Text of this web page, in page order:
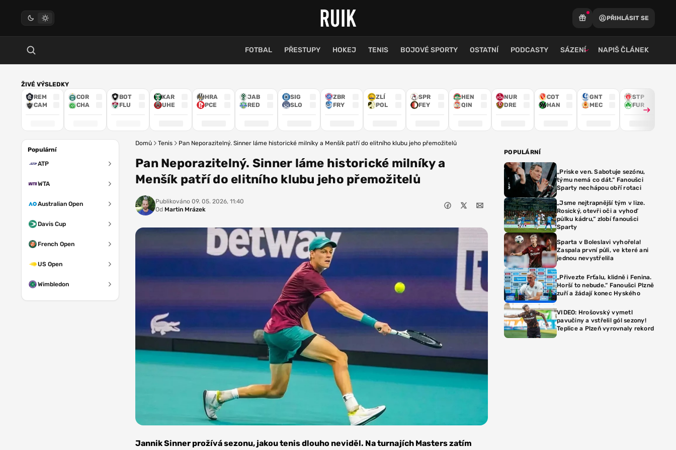
PŘIHLÁSIT SE
FOTBAL PŘESTUPY HOKEJ TENIS BOJOVÉ SPORTY OSTATNÍ PODCASTY SÁZENÍ NAPIŠ ČLÁNEK
ŽIVÉ VÝSLEDKY
REM
CAM
COR
CHA
BOT
FLU
KAR
UHE
HRA
PCE
JAB
RED
SIG
SLO
ZBR
FRY
ZLÍ
POL
SPR
FEY
HEN
QIN
NUR
DRE
COT
HAN
GNT
MEC
STP
FUR
Populární
ATP
WTA
Australian Open
Davis Cup
French Open
US Open
Wimbledon
Domů Tenis Pan Neporazitelný. Sinner láme historické milníky a Menšík patří do elitního klubu jeho přemožitelů
Pan Neporazitelný. Sinner láme historické milníky a
Menšík patří do elitního klubu jeho přemožitelů
Publikováno 09. 05. 2026, 11:40
Od Martin Mrázek
Depositphotos
Jannik Sinner prožívá sezonu, jakou tenis dlouho neviděl. Na turnajích Masters zatím
POPULÁRNÍ
„Priske ven. Sabotuje sezónu,
týmu nemá co dát.“ Fanoušci
Sparty nechápou obří rotaci
„Jsme nejtrapnější tým v lize.
Rosický, otevři oči a vyhoď
půlku kádru,“ zlobí fanoušci
Sparty
Sparta v Boleslavi vyhořela!
Zaspala první půli, ve které ani
jednou nevystřelila
„Přivezte Frťalu, klidně i Fenina.
Horší to nebude.“ Fanoušci Plzně
zuří a žádají konec Hyského
VIDEO: Hrošovský vymetl
pavučiny a vstřelil gól sezony!
Teplice a Plzeň vyrovnaly rekord